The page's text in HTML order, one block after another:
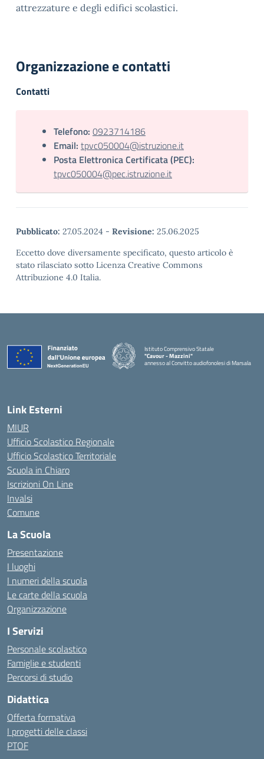
attrezzature e degli edifici scolastici.
Organizzazione e contatti
Contatti
Telefono: 0923714186
Email: tpvc050004@istruzione.it
Posta Elettronica Certificata (PEC):
tpvc050004@pec.istruzione.it
Pubblicato: 27.05.2024 - Revisione: 25.06.2025
Eccetto dove diversamente specificato, questo articolo è
stato rilasciato sotto Licenza Creative Commons
Attribuzione 4.0 Italia.
Istituto Comprensivo Statale
"Cavour - Mazzini"
annesso al Convitto audiofonolesi di Marsala
Link Esterni
MIUR
Ufficio Scolastico Regionale
Ufficio Scolastico Territoriale
Scuola in Chiaro
Iscrizioni On Line
Invalsi
Comune
La Scuola
Presentazione
I luoghi
I numeri della scuola
Le carte della scuola
Organizzazione
I Servizi
Personale scolastico
Famiglie e studenti
Percorsi di studio
Didattica
Offerta formativa
I progetti delle classi
PTOF